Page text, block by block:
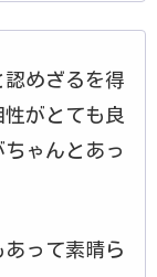
めざるを得
がとても良
ゃんとあっ
って素晴ら